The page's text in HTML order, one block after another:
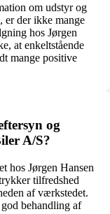
om udstyr og
er der ikke mange
hos Jørgen
at enkeltstående
mange positive
og
A/S?
hos Jørgen Hansen
tilfredshed
af værkstedet.
behandling af